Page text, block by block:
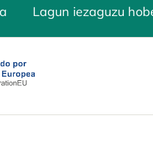
Lagun iezaguzu
in a new tab